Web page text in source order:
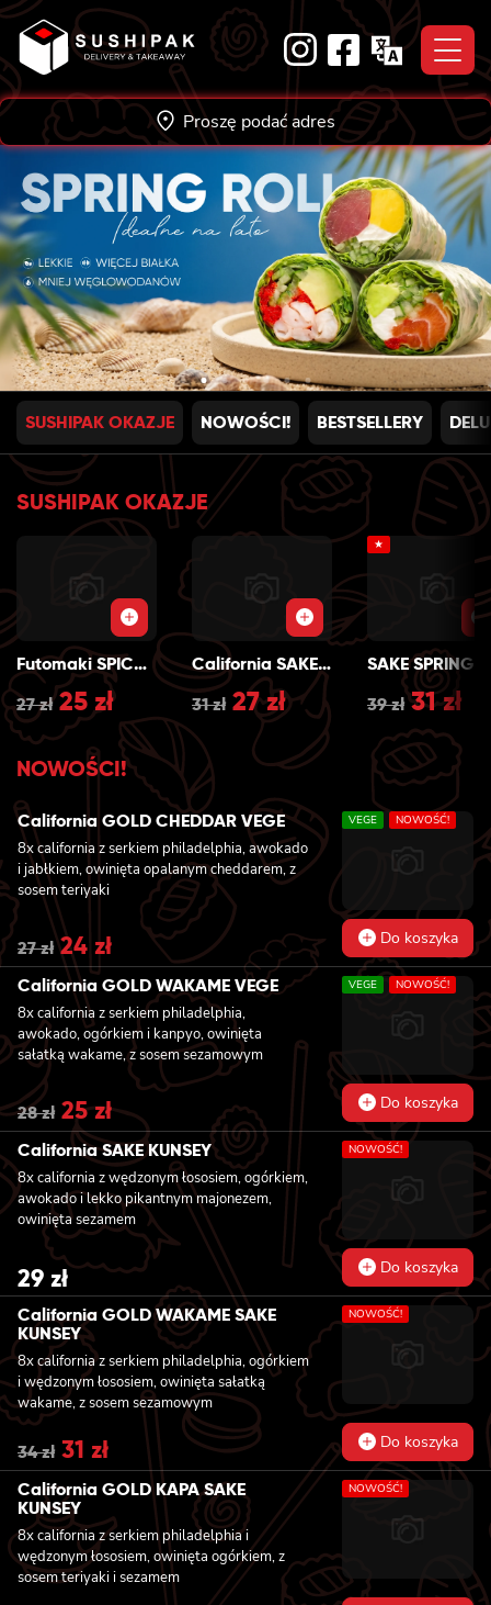
Skip
content
Proszę podać adres
SUSHIPAK OKAZJE NOWOŚCI! BESTSELLERY
SUSHIPAK OKAZJE
Futomaki SPICY SAKE GRILL
27zł Original
price
was:
27 zł.
25 złCurrent
price
is:
25 zł.
California SAKE GRILL
31zł Original
price
was:
31 zł.
27złCurrent
price
is:
27 zł.
★
39zł
price
was:
39 zł.
31zł
NOWOŚCI!
California GOLD CHEDDAR VEGE
8x california z serkiem philadelphia, awokado
i jabłkiem, owinięta opalanym cheddarem, z
sosem teriyaki
VEGE NOWOŚĆ!
27zł Original
price
was:
27 zł.
24 zł Current
price
is:
24 zł.
Do koszyka
California GOLD WAKAME VEGE
8x california z serkiem philadelphia,
awokado, ogórkiem i kanpyo, owinięta
sałatką wakame, z sosem sezamowym
VEGE NOWOŚĆ!
28zł Original
price
was:
28 zł.
25złCurrent
price
is:
25 zł.
Do koszyka
California SAKE KUNSEY
8x california z wędzonym łososiem, ogórkiem,
awokado i lekko pikantnym majonezem,
owinięta sezamem
NOWOŚĆ!
29 zł Do koszyka
California GOLD WAKAME SAKE
KUNSEY
8x california z serkiem philadelphia, ogórkiem
i wędzonym łososiem, owinięta sałatką
wakame, z sosem sezamowym
NOWOŚĆ!
34zł Original
price
was:
34 zł.
31 zł Current
price
is:
31 zł.
Do koszyka
California GOLD KAPA SAKE
KUNSEY
8x california z serkiem philadelphia i
wędzonym łososiem, owinięta ogórkiem, z
sosem teriyaki i sezamem
NOWOŚĆ!